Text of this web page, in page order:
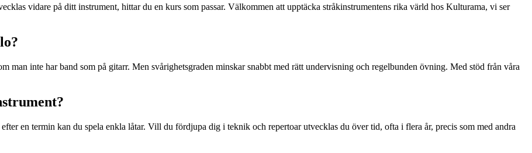
vidare på ditt instrument, hittar du en kurs som passar. Välkommen att upptäcka stråkinstrumentens rika värld hos Kulturama, vi ser
man inte har band som på gitarr. Men svårighetsgraden minskar snabbt med rätt undervisning och regelbunden övning. Med stöd från våra
en termin kan du spela enkla låtar. Vill du fördjupa dig i teknik och repertoar utvecklas du över tid, ofta i flera år, precis som med andra